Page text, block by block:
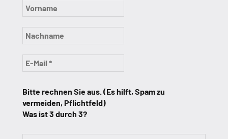
Bitte rechnen Sie aus. (Es hilft, Spam zu
vermeiden, Pflichtfeld)
Was ist 3 durch 3?